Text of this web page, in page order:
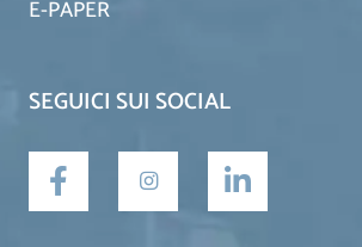
E-PAPER
SEGUICI SUI SOCIAL